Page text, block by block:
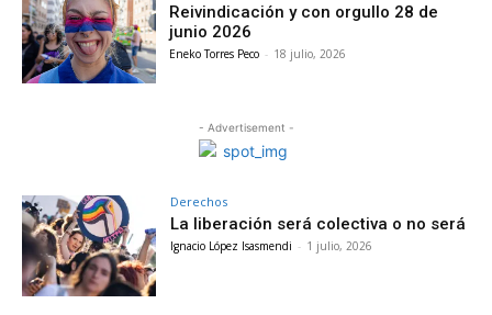
Reivindicación y con orgullo 28 de
junio 2026
Eneko Torres Peco - 18 julio, 2026
- Advertisement -
Derechos
La liberación será colectiva o no será
Ignacio López Isasmendi - 1 julio, 2026